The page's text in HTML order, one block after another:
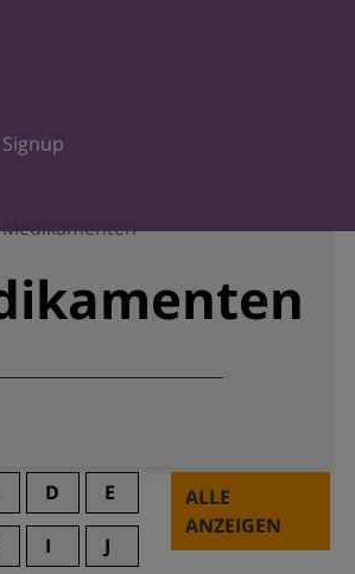
Signup
Medikamenten
D E
I J
ALLE
ANZEIGEN